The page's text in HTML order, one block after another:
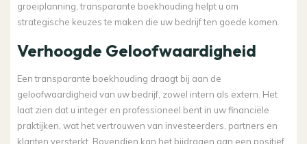
groeiplanning, transparante boekhouding helpt u om
strategische keuzes te maken die uw bedrijf ten goede komen.
Verhoogde Geloofwaardigheid
Een transparante boekhouding draagt bij aan de
geloofwaardigheid van uw bedrijf, zowel intern als extern. Het
laat zien dat u integer en professioneel bent in uw financiële
praktijken, wat het vertrouwen van investeerders, partners en
klanten versterkt. Bovendien kan het bijdragen aan een positief